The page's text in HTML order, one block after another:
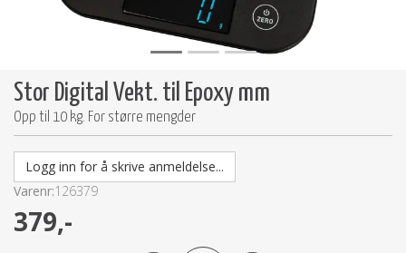
Stor Digital Vekt. til Epoxy mm
Opp til 10 kg. For større mengder
Logg inn for å skrive anmeldelse...
Varenr:126379
379,-